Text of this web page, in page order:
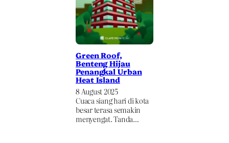
Green Roof,
Benteng Hijau
Penangkal Urban
Heat Island
8 August 2025
Cuaca siang hari di kota
besar terasa semakin
menyengat. Tanda…